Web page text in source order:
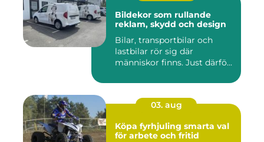
Bildekor som rullande
reklam, skydd och design
Bilar, transportbilar och
lastbilar rör sig där
människor finns. Just därfö...
03. aug
Köpa fyrhjuling smarta val
för arbete och fritid